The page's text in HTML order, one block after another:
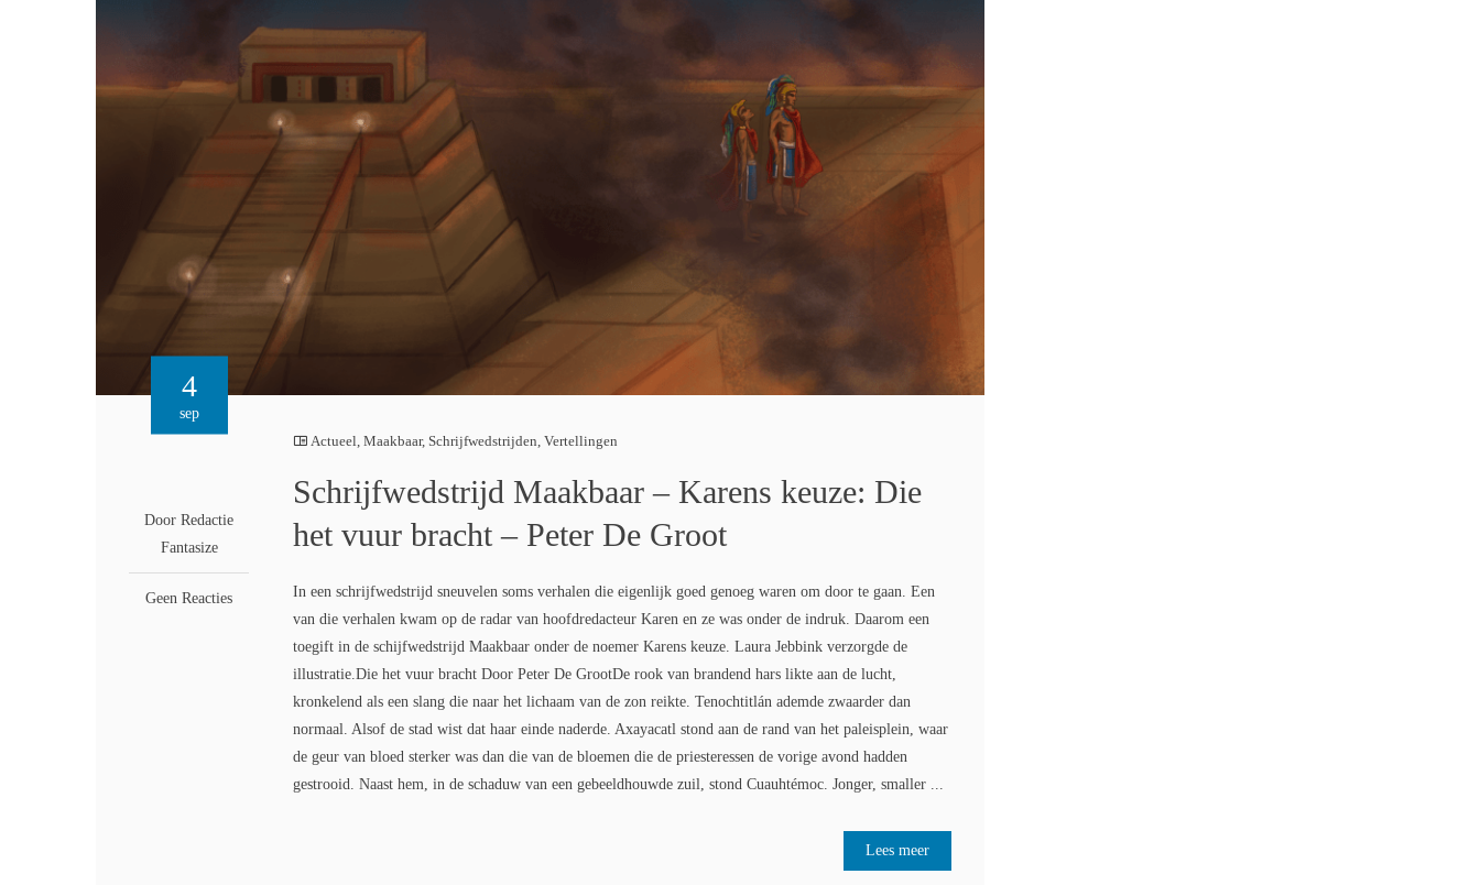
4
sep
Door Redactie
Fantasize
Geen Reacties
Actueel ,Maakbaar,Schrijfwedstrijden ,Vertellingen
Schrijfwedstrijd Maakbaar – Karens keuze: Die
het vuur bracht – Peter De Groot
In een schrijfwedstrijd sneuvelen soms verhalen die eigenlijk goed genoeg waren om door te gaan. Een
van die verhalen kwam op de radar van hoofdredacteur Karen en ze was onder de indruk. Daarom een
toegift in de schijfwedstrijd Maakbaar onder de noemer Karens keuze. Laura Jebbink verzorgde de
illustratie.Die het vuur bracht Door Peter De GrootDe rook van brandend hars likte aan de lucht,
kronkelend als een slang die naar het lichaam van de zon reikte. Tenochtitlán ademde zwaarder dan
normaal. Alsof de stad wist dat haar einde naderde. Axayacatl stond aan de rand van het paleisplein, waar
de geur van bloed sterker was dan die van de bloemen die de priesteressen de vorige avond hadden
gestrooid. Naast hem, in de schaduw van een gebeeldhouwde zuil, stond Cuauhtémoc. Jonger, smaller ...
Lees meer